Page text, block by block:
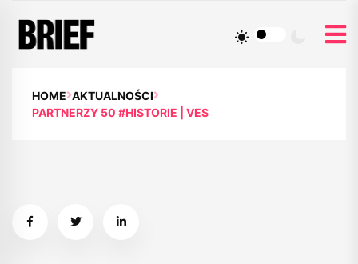
HOME AKTUALNOŚCI
PARTNERZY 50 #HISTORIE | VES